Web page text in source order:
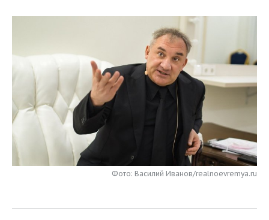
ТАТАРСТАНА
ИНВЕСТИЦИИ
АГРОПРОМ
НЕФТЕХИМИЯ
НЕФТЬ
ЭНЕРГЕТИКА
НОВОСТИ БИЗНЕСА
РОЗНИЧНАЯ ТОРГОВЛЯ
ТРАНСПОРТ
УСЛУГИ
ТЕХНОЛОГИИ
НОВОСТИ ТЕХНОЛОГИЙ
IT
МЕДИА
ТЕЛЕКОММУНИКАЦИИ
МЕРОПРИЯТИЯ
НОВОСТИ МЕРОПРИЯТИЙ
ВЫЕЗДНАЯ РЕДАКЦИЯ
СПОРТ
НОВОСТИ СПОРТА
ОБЩЕСТВО
НОВОСТИ ОБЩЕСТВАФото: Василий Иванов/realnoevremya.ru